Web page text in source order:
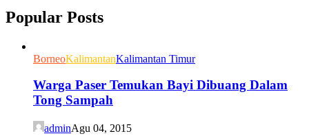
Popular Posts
BorneoKalimantanKalimantan Timur
Warga Paser Temukan Bayi Dibuang Dalam
Tong Sampah
adminAgu 04, 2015